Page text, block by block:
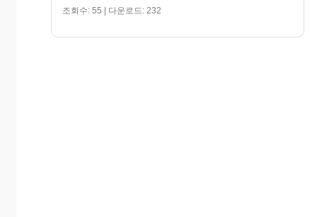
교 부 ←
조회수: 55 | 다운로드: 232